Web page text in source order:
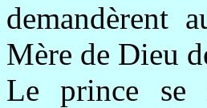
demandèrent
Mère de Dieu
Le prince se